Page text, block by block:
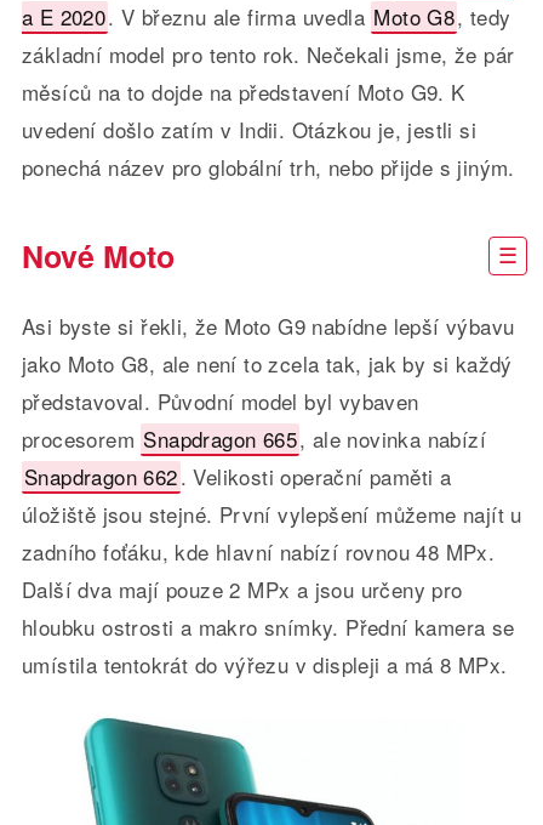
a E 2020. V březnu ale firma uvedla Moto G8, tedy
základní model pro tento rok. Nečekali jsme, že pár
měsíců na to dojde na představení Moto G9. K
uvedení došlo zatím v Indii. Otázkou je, jestli si
ponechá název pro globální trh, nebo přijde s jiným.
Nové Moto
Asi byste si řekli, že Moto G9 nabídne lepší výbavu
jako Moto G8, ale není to zcela tak, jak by si každý
představoval. Původní model byl vybaven
procesorem Snapdragon 665, ale novinka nabízí
Snapdragon 662. Velikosti operační paměti a
úložiště jsou stejné. První vylepšení můžeme najít u
zadního foťáku, kde hlavní nabízí rovnou 48 MPx.
Další dva mají pouze 2 MPx a jsou určeny pro
hloubku ostrosti a makro snímky. Přední kamera se
umístila tentokrát do výřezu v displeji a má 8 MPx.